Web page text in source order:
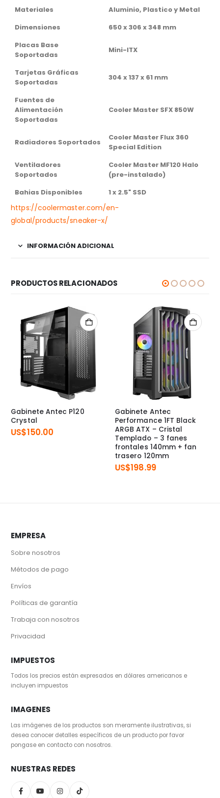
Materiales
Aluminio, Plastico y Metal
Dimensiones
650 x 306 x 348 mm
Placas Base
Soportadas
Mini-ITX
Tarjetas Gráficas
Soportadas
304 x 137 x 61 mm
Fuentes de
Alimentación
Soportadas
Cooler Master SFX 850W
Radiadores Soportados
Cooler Master Flux 360
Special Edition
Ventiladores
Soportados
Cooler Master MF120 Halo
(pre-instalado)
Bahias Disponibles
1 x 2.5" SSD
https://coolermaster.com/en-
global/products/sneaker-x/
INFORMACIÓN ADICIONAL
PRODUCTOS RELACIONADOS
Gabinete Antec P120
Crystal
US$150.00
Gabinete Antec
Performance 1FT Black
ARGB ATX – Cristal
Templado – 3 fanes
frontales 140mm + fan
trasero 120mm
US$198.99
EMPRESA
Sobre nosotros
Métodos de pago
Envíos
Políticas de garantía
Trabaja con nosotros
Privacidad
IMPUESTOS
Todos los precios están expresados en dólares americanos e
incluyen impuestos
IMAGENES
Las imágenes de los productos son meramente ilustrativas, si
desea conocer detalles específicos de un producto por favor
pongase en contacto con nosotros.
NUESTRAS REDES